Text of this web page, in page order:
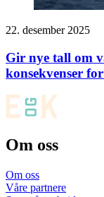
22. desember 2025
Gir nye tall om
konsekvenser
Om oss
Om oss
Våre partnere